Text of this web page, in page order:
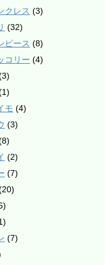
クレス (3)
(32)
ピース (8)
コリー (4)
モ (4)
(3)
(2)
(7)
(7)